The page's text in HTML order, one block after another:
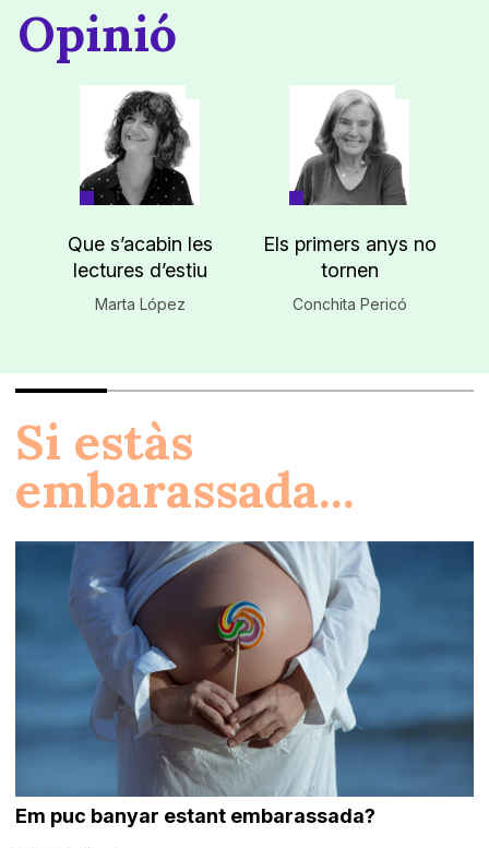
Opinió
Que s’acabin les
lectures d’estiu
Marta López
Els primers anys no
tornen
Conchita Pericó
Si estàs
embarassada...
Em puc banyar estant embarassada?